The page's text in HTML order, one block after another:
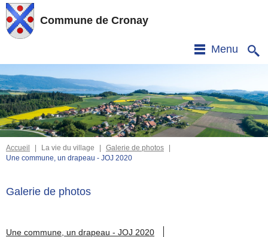
Commune de Cronay
Menu
Accueil | La vie du village | Galerie de photos
|
Une commune, un drapeau - JOJ 2020
Galerie de photos
Une commune, un drapeau - JOJ 2020